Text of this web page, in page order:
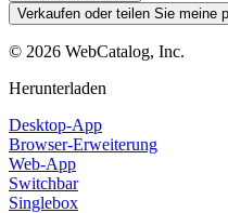
Verkaufen oder teilen Sie meine
© 2026 WebCatalog, Inc.
Herunterladen
Desktop-App
Browser-Erweiterung
Web-App
Switchbar
Singlebox